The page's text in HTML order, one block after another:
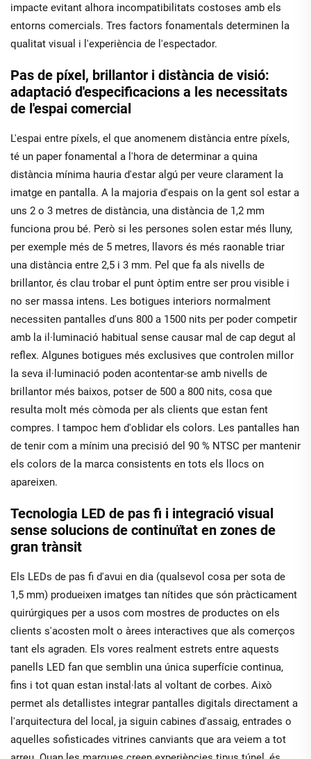
impacte evitant alhora incompatibilitats costoses amb els
entorns comercials. Tres factors fonamentals determinen la
qualitat visual i l'experiència de l'espectador.
Pas de píxel, brillantor i distància de visió:
adaptació d'especificacions a les necessitats
de l'espai comercial
L'espai entre píxels, el que anomenem distància entre píxels,
té un paper fonamental a l'hora de determinar a quina
distància mínima hauria d'estar algú per veure clarament la
imatge en pantalla. A la majoria d'espais on la gent sol estar a
uns 2 o 3 metres de distància, una distància de 1,2 mm
funciona prou bé. Però si les persones solen estar més lluny,
per exemple més de 5 metres, llavors és més raonable triar
una distància entre 2,5 i 3 mm. Pel que fa als nivells de
brillantor, és clau trobar el punt òptim entre ser prou visible i
no ser massa intens. Les botigues interiors normalment
necessiten pantalles d'uns 800 a 1500 nits per poder competir
amb la il·luminació habitual sense causar mal de cap degut al
reflex. Algunes botigues més exclusives que controlen millor
la seva il·luminació poden acontentar-se amb nivells de
brillantor més baixos, potser de 500 a 800 nits, cosa que
resulta molt més còmoda per als clients que estan fent
compres. I tampoc hem d'oblidar els colors. Les pantalles han
de tenir com a mínim una precisió del 90 % NTSC per mantenir
els colors de la marca consistents en tots els llocs on
apareixen.
Tecnologia LED de pas fi i integració visual
sense solucions de continuïtat en zones de
gran trànsit
Els LEDs de pas fi d'avui en dia (qualsevol cosa per sota de
1,5 mm) produeixen imatges tan nítides que són pràcticament
quirúrgiques per a usos com mostres de productes on els
clients s'acosten molt o àrees interactives que als comerços
tant els agraden. Els vores realment estrets entre aquests
panells LED fan que semblin una única superfície continua,
fins i tot quan estan instal·lats al voltant de corbes. Això
permet als detallistes integrar pantalles digitals directament a
l'arquitectura del local, ja siguin cabines d'assaig, entrades o
aquelles sofisticades vitrines canviants que ara veiem a tot